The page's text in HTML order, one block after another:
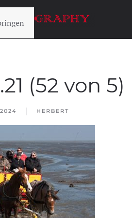
(52 von 5)
HERBERT